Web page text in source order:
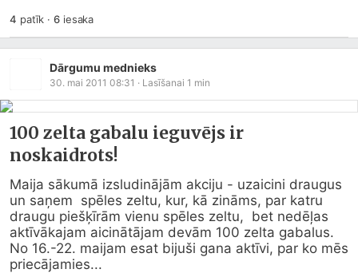
4 patīk ·6iesaka
Dārgumu mednieks
30. mai 2011 08:31 · Lasīšanai 1 min
100 zelta gabalu ieguvējs ir
noskaidrots!
Maija sākumā izsludinājām akciju - uzaicini draugus
un saņem  spēles zeltu, kur, kā zināms, par katru
draugu piešķīrām vienu spēles zeltu,  bet nedēļas
aktīvākajam aicinātājam devām 100 zelta gabalus.
No 16.-22. maijam esat bijuši gana aktīvi, par ko mēs
priecājamies...